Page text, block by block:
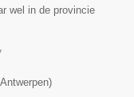
wel in de provincie
Antwerpen)